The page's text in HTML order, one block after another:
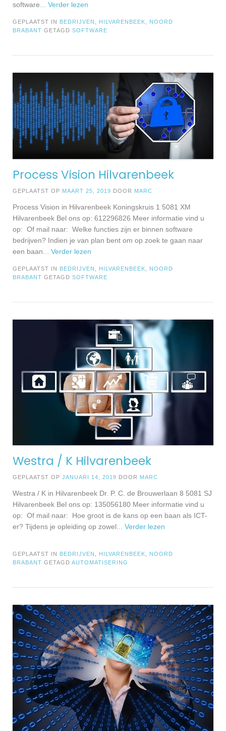
software ... Verder lezen
GEPLAATST IN BEDRIJVEN HILVARENBEEK
NOORD
BRABANT GETAGD SOFTWARE
Process Vision Hilvarenbeek
GEPLAATST OP MAART 25, 2019 DOOR MARC
Process Vision in Hilvarenbeek Koningskruis 1 5081 XM
Hilvarenbeek Bel ons op: 612296826 Meer informatie vind u
op: Of mail naar: Welke functies zijn er binnen software
bedrijven? Indien je van plan bent om op zoek te gaan naar
een baan... Verder lezen
GEPLAATST IN BEDRIJVEN , HILVARENBEEK, NOORD
BRABANT GETAGD SOFTWARE
Westra / K Hilvarenbeek
GEPLAATST OP JANUARI 14, 2019 DOOR MARC
Westra / K in Hilvarenbeek Dr. P. C. de Brouwerlaan 8 5081 SJ
Hilvarenbeek Bel ons op: 135056180 Meer informatie vind u
op: Of mail naar: Hoe groot is de kans op een baan als ICT-
er? Tijdens je opleiding op zowel... Verder lezen
GEPLAATST IN BEDRIJVEN HILVARENBEEK
NOORD
BRABANT GETAGD AUTOMATISERING